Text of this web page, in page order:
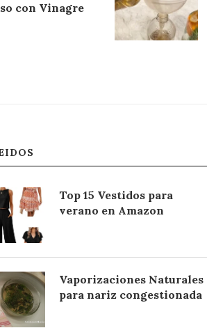
con Vinagre
Top 15 Vestidos para
verano en Amazon
Vaporizaciones Naturales
para nariz congestionada